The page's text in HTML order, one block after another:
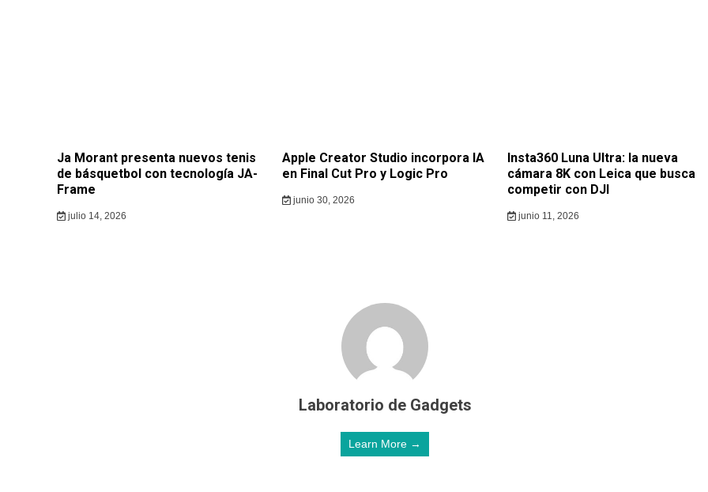
Ja Morant presenta nuevos tenis
de básquetbol con tecnología JA-
Frame
julio 14, 2026
Apple Creator Studio incorpora IA
en Final Cut Pro y Logic Pro
junio 30, 2026
Insta360 Luna Ultra: la nueva
cámara 8K con Leica que busca
competir con DJI
junio 11, 2026
Laboratorio de Gadgets
Learn More →